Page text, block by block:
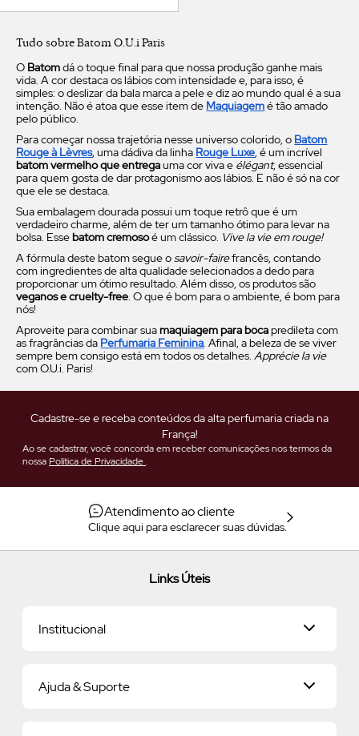
Tudo sobre Batom O.U.i Paris
O Batomdá o toque final para que nossa produção ganhe mais
vida. A cor destaca os lábios com intensidade e, para isso, é
simples: o deslizar da bala marca a pele e diz ao mundo qual é a sua
intenção. Não é atoa que esse item de Maquiagemé tão amado
pelo público.
Para começar nossa trajetória nesse universo colorido, o Batom
Rouge à Lèvres, uma dádiva da linha Rouge Luxe, é um incrível
batom vermelho que entregauma cor viva e élégant, essencial
para quem gosta de dar protagonismo aos lábios. E não é só na cor
que ele se destaca.
Sua embalagem dourada possui um toque retrô que é um
verdadeiro charme, além de ter um tamanho ótimo para levar na
bolsa. Essebatom cremosoé um clássico. Vive la vie em rouge!
A fórmula deste batom segue osavoir-fairefrancês, contando
com ingredientes de alta qualidade selecionados a dedo para
proporcionar um ótimo resultado. Além disso, os produtos são
veganos e cruelty-free. O que é bom para o ambiente, é bom para
nós!
Aproveite para combinar suamaquiagem para bocapredileta com
as fragrâncias da Perfumaria Feminina. Afinal, a beleza de se viver
sempre bem consigo está em todos os detalhes.Apprécie la vie
com O.U.i. Paris!
Cadastre-se e receba conteúdos da alta perfumaria criada na
França!
Ao se cadastrar, você concorda em receber comunicações nos termos da
nossa Política de Privacidade.
Atendimento ao cliente
Clique aqui para esclarecer suas dúvidas.
Links Úteis
Institucional
Nossa História
Ajuda & Suporte